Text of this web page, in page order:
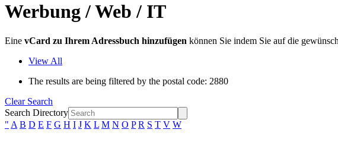
Werbung / Web / IT
Eine vCard zu Ihrem Adressbuch hinzufügen können Sie indem Sie auf die
View All
The results are being filtered by the postal code: 2880
Clear Search
Search Directory
" A B D E F G H I J K L M N O P R S T V W